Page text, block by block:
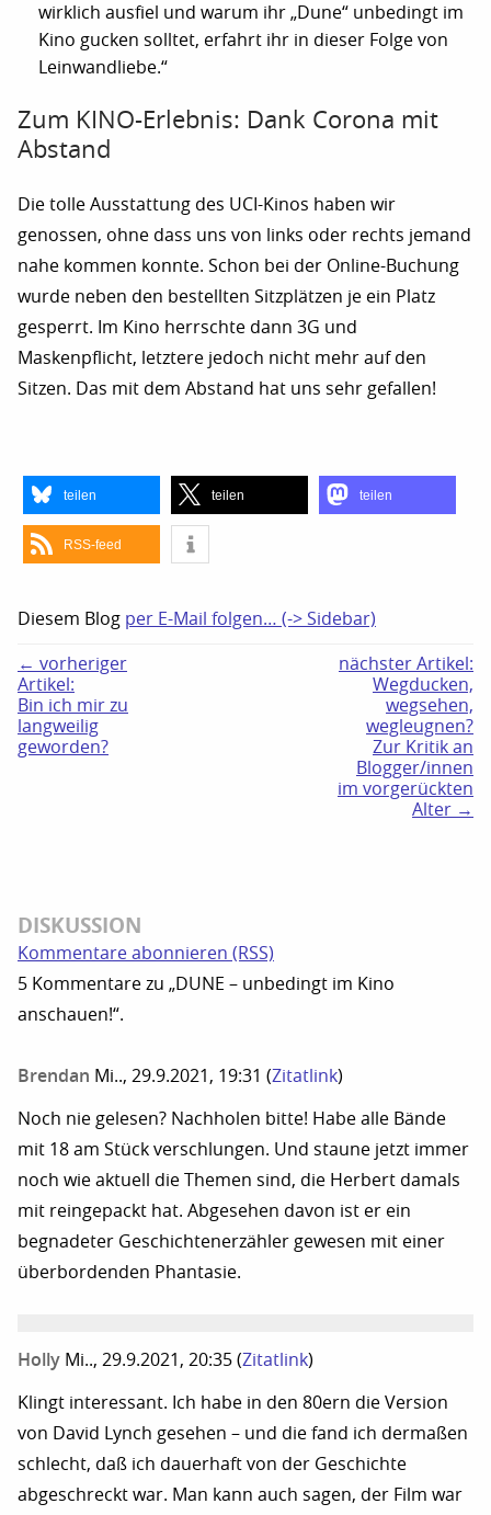
wirklich ausfiel und warum ihr „Dune“ unbedingt im
Kino gucken solltet, erfahrt ihr in dieser Folge von
Leinwandliebe.“
Zum KINO-Erlebnis: Dank Corona mit
Abstand
Die tolle Ausstattung des UCI-Kinos haben wir
genossen, ohne dass uns von links oder rechts jemand
nahe kommen konnte. Schon bei der Online-Buchung
wurde neben den bestellten Sitzplätzen je ein Platz
gesperrt. Im Kino herrschte dann 3G und
Maskenpflicht, letztere jedoch nicht mehr auf den
Sitzen. Das mit dem Abstand hat uns sehr gefallen!
teilen teilen teilen
RSS-feed
Diesem Blog per E-Mail folgen… (-> Sidebar)
← vorheriger
Artikel:
Bin ich mir zu
langweilig
geworden?
nächster Artikel:
Wegducken,
wegsehen,
wegleugnen?
Zur Kritik an
Blogger/innen
im vorgerückten
Alter →
DISKUSSION
Kommentare abonnieren (RSS)
5 Kommentare zu „DUNE – unbedingt im Kino
anschauen!“.
Brendan Mi.., 29.9.2021, 19:31 (Zitatlink)
Noch nie gelesen? Nachholen bitte! Habe alle Bände
mit 18 am Stück verschlungen. Und staune jetzt immer
noch wie aktuell die Themen sind, die Herbert damals
mit reingepackt hat. Abgesehen davon ist er ein
begnadeter Geschichtenerzähler gewesen mit einer
überbordenden Phantasie.
Holly Mi.., 29.9.2021, 20:35 (Zitatlink)
Klingt interessant. Ich habe in den 80ern die Version
von David Lynch gesehen – und die fand ich dermaßen
schlecht, daß ich dauerhaft von der Geschichte
abgeschreckt war. Man kann auch sagen, der Film war